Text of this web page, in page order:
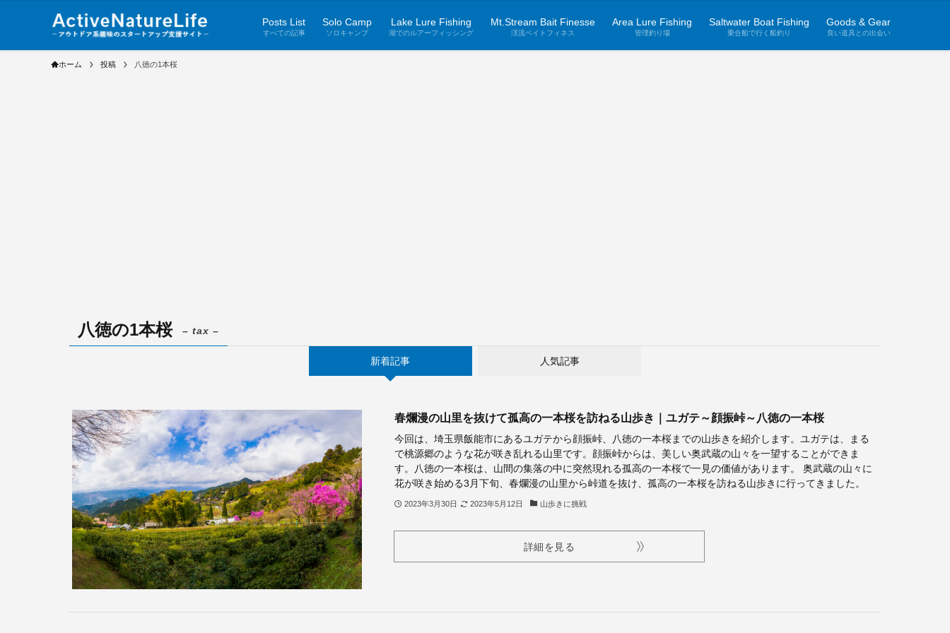
Posts List
すべての記事
Solo Camp
ソロキャンプ
Lake Lure Fishing
湖でのルアーフィッシング
Mt.Stream Bait Finesse
渓流ベイトフィネス
Area Lure Fishing
管理釣り場
Saltwater Boat Fishing
乗合船で行く船釣り
Goods & Gear
良い道具との出会い
ホーム 投稿 八徳の1本桜
八徳の1本桜 – tax –
新着記事 人気記事
春爛漫の山里を抜けて孤高の一本桜を訪ねる山歩き｜ユガテ～顔振峠～八徳の一本桜
今回は、埼玉県飯能市にあるユガテから顔振峠、八徳の一本桜までの山歩きを紹介します。ユガテは、まる
で桃源郷のような花が咲き乱れる山里です。顔振峠からは、美しい奥武蔵の山々を一望することができま
す。八徳の一本桜は、山間の集落の中に突然現れる孤高の一本桜で一見の価値があります。 奥武蔵の山々に
花が咲き始める3月下旬、春爛漫の山里から峠道を抜け、孤高の一本桜を訪ねる山歩きに行ってきました。
2023年3月30日 2023年5月12日 山歩きに挑戦